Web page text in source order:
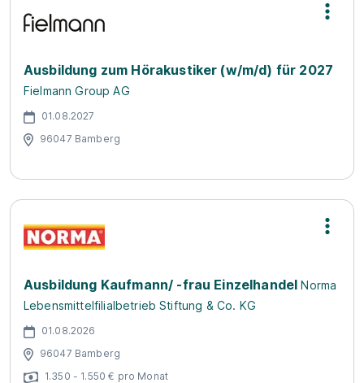
Ausbildung zum Hörakustiker (w/m/d) für 2027
Fielmann Group AG
01.08.2027
96047 Bamberg
Ausbildung Kaufmann/ -frau Einzelhandel Norma
Lebensmittelfilialbetrieb Stiftung & Co. KG
01.08.2026
96047 Bamberg
1.350 - 1.550 € pro Monat